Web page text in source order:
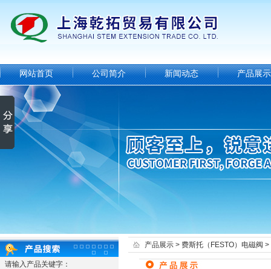
网站首页 公司简介 新闻动态 产品展示
请输入产品关键字：
产品展示 > 费斯托（FESTO）电磁阀 >